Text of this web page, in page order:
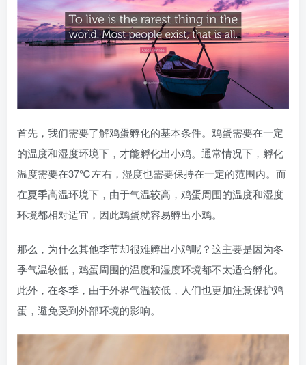
首先，我们需要了解鸡蛋孵化的基本条件。鸡蛋需要在一定
的温度和湿度环境下，才能孵化出小鸡。通常情况下，孵化
温度需要在37℃左右，湿度也需要保持在一定的范围内。而
在夏季高温环境下，由于气温较高，鸡蛋周围的温度和湿度
环境都相对适宜，因此鸡蛋就容易孵出小鸡。
那么，为什么其他季节却很难孵出小鸡呢？这主要是因为冬
季气温较低，鸡蛋周围的温度和湿度环境都不太适合孵化。
此外，在冬季，由于外界气温较低，人们也更加注意保护鸡
蛋，避免受到外部环境的影响。